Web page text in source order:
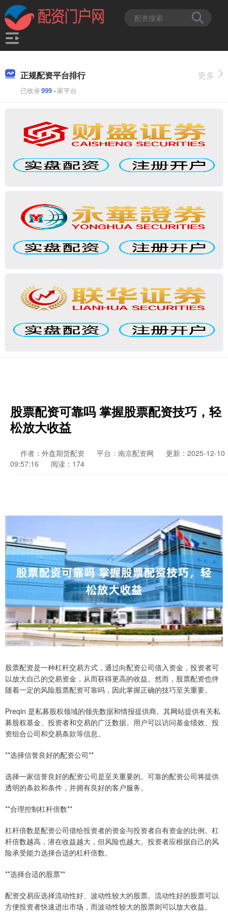
正规配资平台排行
已收录999+家平台
更多
股票配资可靠吗 掌握股票配资技巧，轻
松放大收益
作者：外盘期货配资 平台：南京配资网
更新：2025-12-10
09:57:16
阅读：174
股票配资是一种杠杆交易方式，通过向配资公司借入资金，投资者可
以放大自己的交易资金，从而获得更高的收益。然而，股票配资也伴
随着一定的风险股票配资可靠吗，因此掌握正确的技巧至关重要。
Preqin 是私募股权领域的领先数据和情报提供商。其网站提供有关私
募股权基金、投资者和交易的广泛数据。用户可以访问基金绩效、投
资组合公司和交易条款等信息。
**选择信誉良好的配资公司**
选择一家信誉良好的配资公司是至关重要的。可靠的配资公司将提供
透明的条款和条件，并拥有良好的客户服务。
**合理控制杠杆倍数**
杠杆倍数是配资公司借给投资者的资金与投资者自有资金的比例。杠
杆倍数越高，潜在收益越大，但风险也越大。投资者应根据自己的风
险承受能力选择合适的杠杆倍数。
**选择合适的股票**
配资交易应选择流动性好、波动性较大的股票。流动性好的股票可以
方便投资者快速进出市场，而波动性较大的股票则可以放大收益。